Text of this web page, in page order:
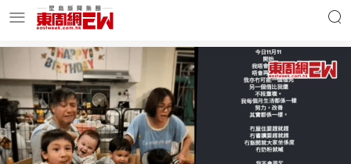
明星名人 時事財經
東周Ladies 優享生活